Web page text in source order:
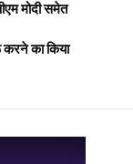
मोदी समेत
का किया